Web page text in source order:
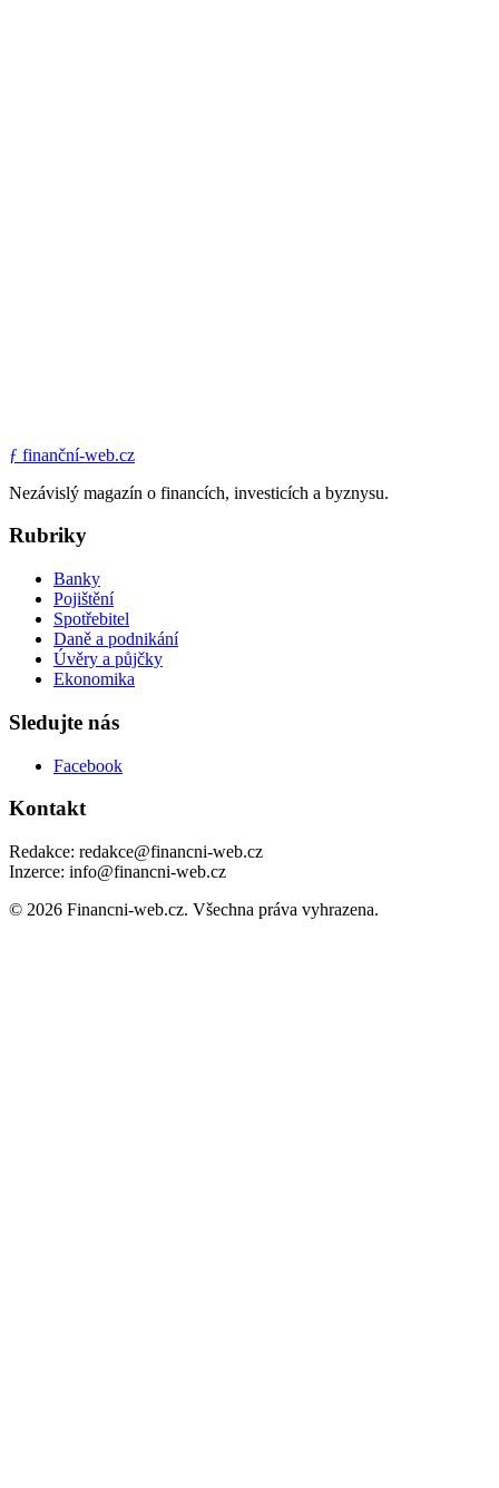
ƒ finanční-web.cz
Nezávislý magazín o financích, investicích a byznysu.
Rubriky
Banky
Pojištění
Spotřebitel
Daně a podnikání
Úvěry a půjčky
Ekonomika
Sledujte nás
Facebook
Kontakt
Redakce: redakce@financni-web.cz
Inzerce: info@financni-web.cz
© 2026 Financni-web.cz. Všechna práva vyhrazena.